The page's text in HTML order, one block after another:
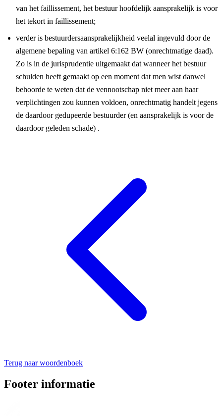
van het faillissement, het bestuur hoofdelijk aansprakelijk is voor
het tekort in faillissement;
verder is bestuurdersaansprakelijkheid veelal ingevuld door de
algemene bepaling van artikel 6:162 BW (onrechtmatige daad).
Zo is in de jurisprudentie uitgemaakt dat wanneer het bestuur
schulden heeft gemaakt op een moment dat men wist danwel
behoorde te weten dat de vennootschap niet meer aan haar
verplichtingen zou kunnen voldoen, onrechtmatig handelt jegens
de daardoor gedupeerde bestuurder (en aansprakelijk is voor de
daardoor geleden schade) .
Terug naar woordenboek
Footer informatie